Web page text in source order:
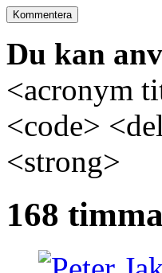
Du kan
<acronym
<code>
<strong>
168